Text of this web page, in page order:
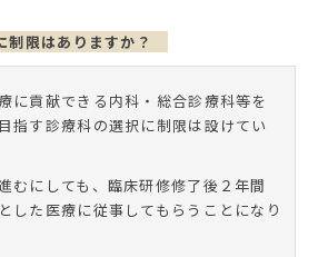
限はありますか？
に貢献できる内科・総合診療科等を
指す診療科の選択に制限は設けてい
むにしても、臨床研修修了後２年間
した医療に従事してもらうことになり